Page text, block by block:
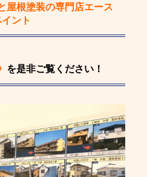
屋根塗装の専門店エース
ント
を是非ご覧ください！